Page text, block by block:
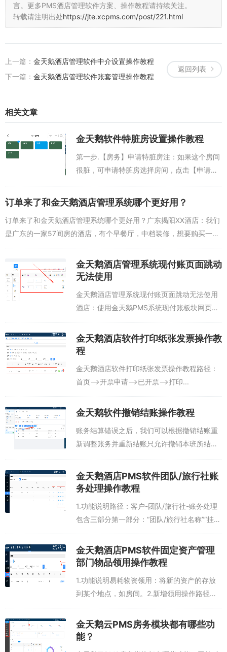
言。 更多PMS酒店管理软件方案、操作教程请持续关注。
转载请注明出处https://jte.xcpms.com/post/221.html
返回列表
上一篇： 金天鹅酒店管理软件中介设置操作教程
下一篇： 金天鹅酒店管理软件账套管理操作教程
相关文章
金天鹅软件特脏房设置操作教程
第一步.【房务】申请特脏房注：如果这个房间
很脏，可申请特脏房选择房间，点击【申请特
【备注】，点击【提交】注意：至少需要上传
一张照片在“我的申请”可以看到相关申请...
订单来了和金天鹅酒店管理系统哪个更好用？
订单来了和金天鹅酒店管理系统哪个更好用？广东揭阳XX酒店：我们
是广东的一家57间房的酒店，有个早餐厅，中档装修，想要购买一套
酒店管理系统，网上搜索了解到订单来了和金天鹅酒店管理系统看着
金天鹅酒店管理系统现付账页面跳动
无法使用
金天鹅酒店管理系统现付账页面跳动无法使用
酒店：使用金天鹅PMS系统现付账板块网页不
断滑动，移动，无法添加售卖商品和收款如何
解决。解决办法：原因-金天鹅系统与浏览器的
兼容性问题，如果使用的是谷歌浏览器、...
金天鹅酒店软件打印纸张发票操作教
程
金天鹅酒店软件打印纸张发票操作教程路径：
首页-->开票申请-->已开票-->打印...
金天鹅软件撤销结账操作教程
账务结算错误之后，我们可以根据撤销结账重
新调整账务并重新结账只允许撤销本班所结账
在操作撤销结账。...
金天鹅酒店PMS软件团队/旅行社账
务处理操作教程
1.功能说明路径：客户-团队/旅行社-账务处理
包含三部分第一部分：“团队/旅行社名称”“挂账
额度”第二部分：未结算账务，挂账总额=未结
总额+挂账剩余余额第三部分：已结算账务，
团队/旅行社已结账的账务，...
金天鹅酒店PMS软件固定资产管理
部门物品领用操作教程
1.功能说明易耗物资领用：将新的资产的存放
到某个地点，如房间。2.新增领用操作路径：
更多-资产-部门物品领用3.操作说明①查看：
查看领用易耗物资详细信息。②退库：将领用
的资产退还到库里。③维修：资产损...
金天鹅云PMS房务模块都有哪些功
能？